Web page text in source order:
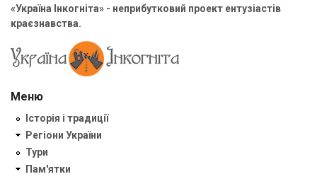
«Україна Інкогніта» - неприбутковий проект ентузіастів
краєзнавства.
Меню
Історія і традиції
Регіони України
Тури
Пам'ятки